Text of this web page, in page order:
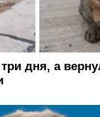
дня, а